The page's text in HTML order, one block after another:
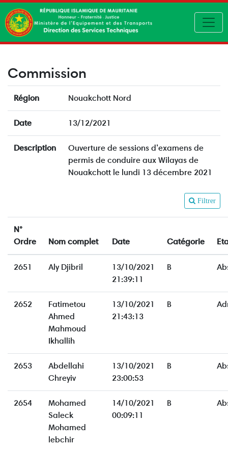
Commission
Région Nouakchott Nord
Date 13/12/2021
Description
Ouverture de sessions d’examens de
permis de conduire aux Wilayas de
Nouakchott le lundi 13 décembre 2021
Filtrer
N°
Ordre
Nom complet Date Catégorie
2651 Aly Djibril
13/10/2021
21:39:11
B
2652
Fatimetou
Ahmed
Mahmoud
Ikhallih
13/10/2021
21:43:13
B
2653
Abdellahi
Chreyiv
13/10/2021
23:00:53
B
2654
Mohamed
Saleck
Mohamed
lebchir
14/10/2021
00:09:11
B